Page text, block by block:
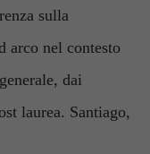
sulla
arco nel contesto
dai
laurea. Santiago,
web.